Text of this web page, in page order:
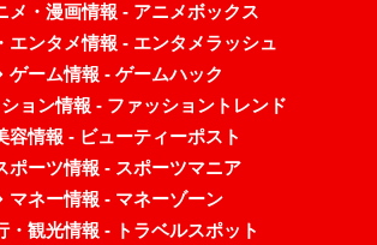
メ・漫画情報 - アニメボックス
エンタメ情報 - エンタメラッシュ
ゲーム情報 - ゲームハック
ョン情報 - ファッショントレンド
容情報 - ビューティーポスト
ポーツ情報 - スポーツマニア
マネー情報 - マネーゾーン
・観光情報 - トラベルスポット